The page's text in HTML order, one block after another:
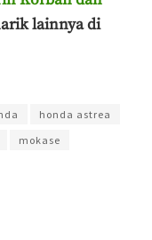
lainnya di
honda astrea
mokase